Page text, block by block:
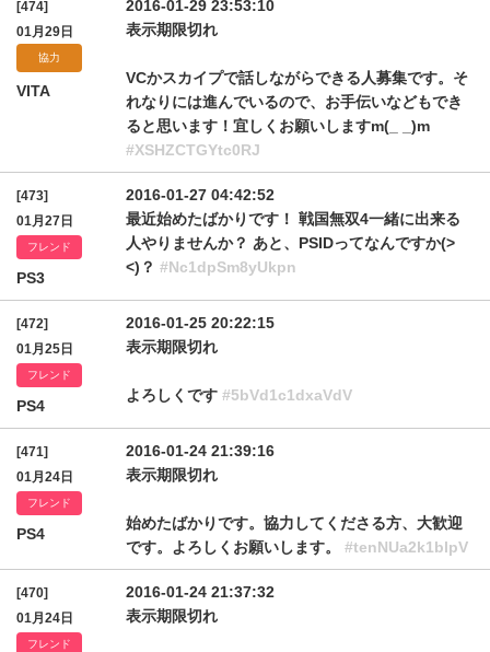
[474]
01月29日
協力
VITA
2016-01-29 23:53:10
表示期限切れ
VCかスカイプで話しながらできる人募集です。そ
れなりには進んでいるので、お手伝いなどもでき
ると思います！宜しくお願いしますm(_ _)m
#XSHZCTGYtc0RJ
[473]
01月27日
フレンド
PS3
2016-01-27 04:42:52
最近始めたばかりです！ 戦国無双4一緒に出来る
人やりませんか？ あと、PSIDってなんですか(>
<)？ #Nc1dpSm8yUkpn
[472]
01月25日
フレンド
PS4
2016-01-25 20:22:15
表示期限切れ
よろしくです #5bVd1c1dxaVdV
[471]
01月24日
フレンド
PS4
2016-01-24 21:39:16
表示期限切れ
始めたばかりです。協力してくださる方、大歓迎
です。よろしくお願いします。 #tenNUa2k1blpV
[470]
01月24日
フレンド
2016-01-24 21:37:32
表示期限切れ